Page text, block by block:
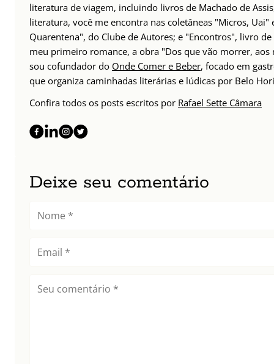
literatura de viagem, incluindo livros de Machado de
literatura, você me encontra nas coletâneas "Micros, Uai"
Quarentena", do Clube de Autores; e "Encontros", livro
meu primeiro romance, a obra "Dos que vão morrer,
sou cofundador do Onde Comer e Beber, focado em
que organiza caminhadas literárias e lúdicas por Belo
Confira todos os posts escritos por Rafael Sette Câmara
Deixe seu comentário